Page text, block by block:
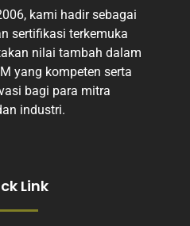
kami hadir sebagai
sertifikasi terkemuka
nilai tambah dalam
yang kompeten serta
bagi para mitra
industri.
Link